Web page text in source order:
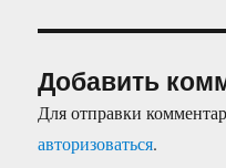
Добавить
Для отправки
авторизоваться.